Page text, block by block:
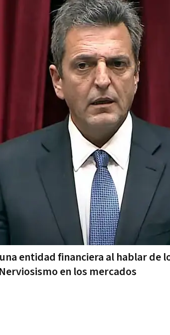
entidad financiera al hablar de
en los mercados